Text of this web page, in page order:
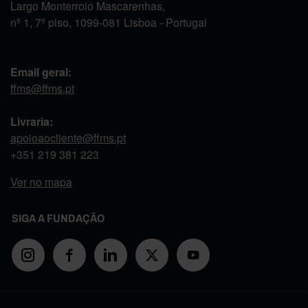
Largo Monterroio Mascarenhas,
nº 1, 7º piso, 1099-081 Lisboa - Portugal
Email geral:
ffms@ffms.pt
Livraria:
apoioaocliente@ffms.pt
+351 219 381 223
Ver no mapa
SIGA A FUNDAÇÃO